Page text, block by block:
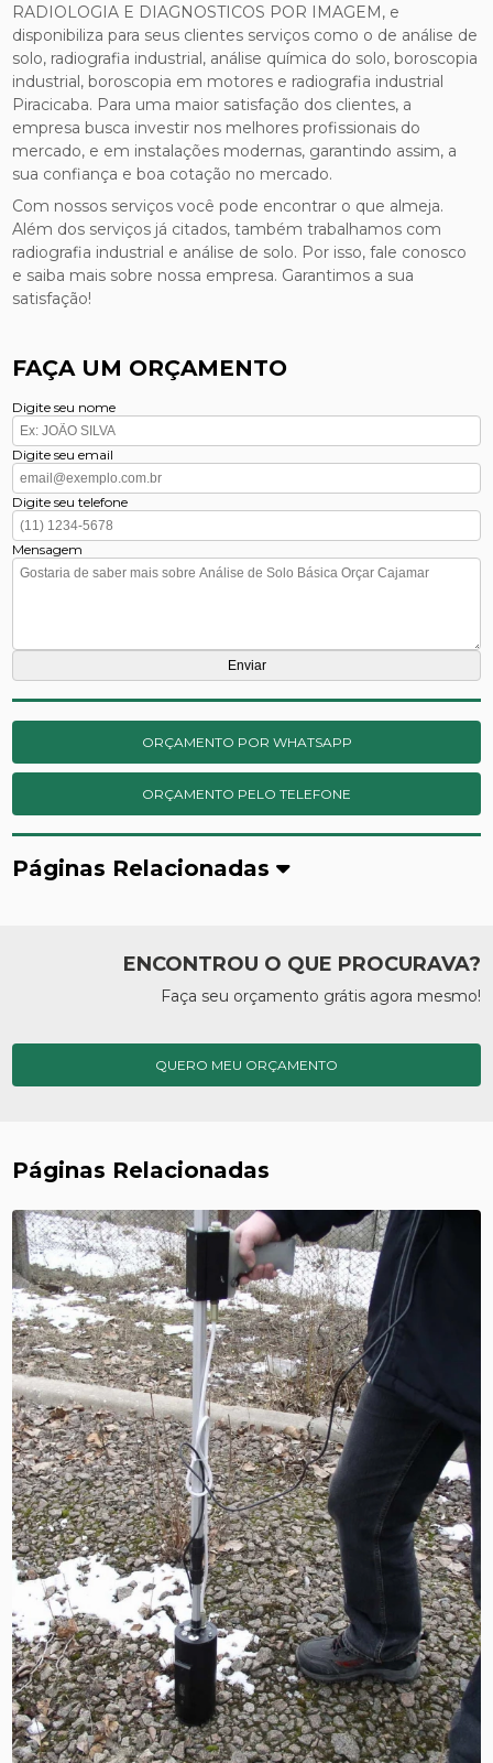
RADIOLOGIA E DIAGNOSTICOS POR IMAGEM, e
disponibiliza para seus clientes serviços como o de análise de
solo, radiografia industrial, análise química do solo, boroscopia
industrial, boroscopia em motores e radiografia industrial
Piracicaba. Para uma maior satisfação dos clientes, a
empresa busca investir nos melhores profissionais do
mercado, e em instalações modernas, garantindo assim, a
sua confiança e boa cotação no mercado.
Com nossos serviços você pode encontrar o que almeja.
Além dos serviços já citados, também trabalhamos com
radiografia industrial e análise de solo. Por isso, fale conosco
e saiba mais sobre nossa empresa. Garantimos a sua
satisfação!
FAÇA UM ORÇAMENTO
Digite seu nome
Digite seu email
Digite seu telefone
Mensagem
ORÇAMENTO POR WHATSAPP
ORÇAMENTO PELO TELEFONE
Páginas Relacionadas
ENCONTROU O QUE PROCURAVA?
Faça seu orçamento grátis agora mesmo!
QUERO MEU ORÇAMENTO
Páginas Relacionadas